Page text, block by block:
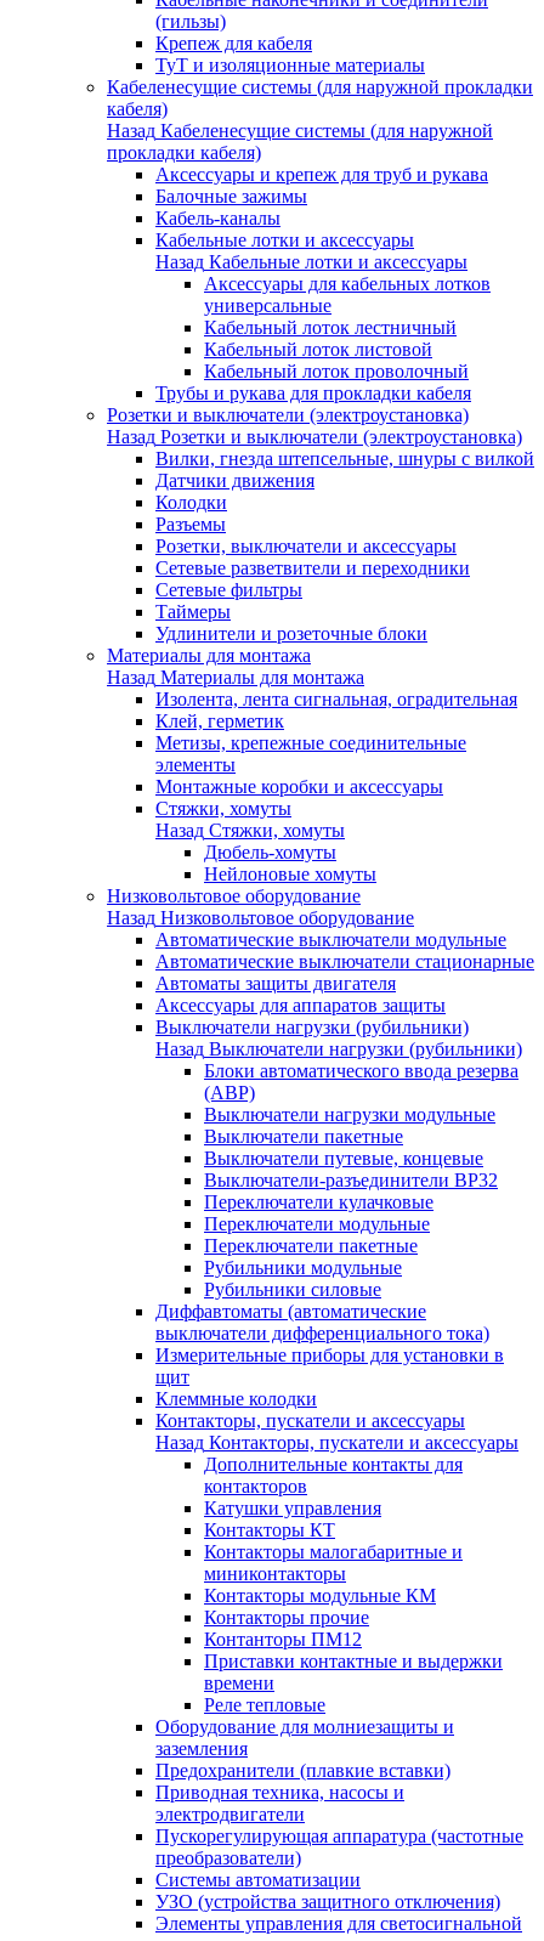
(гильзы)
Крепеж для кабеля
ТуТ и изоляционные материалы
Кабеленесущие системы (для наружной прокладки
кабеля)
Назад Кабеленесущие системы (для наружной
прокладки кабеля)
Аксессуары и крепеж для труб и рукава
Балочные зажимы
Кабель-каналы
Кабельные лотки и аксессуары
Назад Кабельные лотки и аксессуары
Аксессуары для кабельных лотков
универсальные
Кабельный лоток лестничный
Кабельный лоток листовой
Кабельный лоток проволочный
Трубы и рукава для прокладки кабеля
Розетки и выключатели (электроустановка)
Назад Розетки и выключатели (электроустановка)
Вилки, гнезда штепсельные, шнуры с вилкой
Датчики движения
Колодки
Разъемы
Розетки, выключатели и аксессуары
Сетевые разветвители и переходники
Сетевые фильтры
Таймеры
Удлинители и розеточные блоки
Материалы для монтажа
Назад Материалы для монтажа
Изолента, лента сигнальная, оградительная
Клей, герметик
Метизы, крепежные соединительные
элементы
Монтажные коробки и аксессуары
Стяжки, хомуты
Назад Стяжки, хомуты
Дюбель-хомуты
Нейлоновые хомуты
Низковольтовое оборудование
Назад Низковольтовое оборудование
Автоматические выключатели модульные
Автоматические выключатели стационарные
Автоматы защиты двигателя
Аксессуары для аппаратов защиты
Выключатели нагрузки (рубильники)
Назад Выключатели нагрузки (рубильники)
Блоки автоматического ввода резерва
(АВР)
Выключатели нагрузки модульные
Выключатели пакетные
Выключатели путевые, концевые
Выключатели-разъединители ВР32
Переключатели кулачковые
Переключатели модульные
Переключатели пакетные
Рубильники модульные
Рубильники силовые
Диффавтоматы (автоматические
выключатели дифференциального тока)
Измерительные приборы для установки в
щит
Клеммные колодки
Контакторы, пускатели и аксессуары
Назад Контакторы, пускатели и аксессуары
Дополнительные контакты для
контакторов
Катушки управления
Контакторы КТ
Контакторы малогабаритные и
миниконтакторы
Контакторы модульные КМ
Контакторы прочие
Контанторы ПМ12
Приставки контактные и выдержки
времени
Реле тепловые
Оборудование для молниезащиты и
заземления
Предохранители (плавкие вставки)
Приводная техника, насосы и
электродвигатели
Пускорегулирующая аппаратура (частотные
преобразователи)
Системы автоматизации
УЗО (устройства защитного отключения)
Элементы управления для светосигнальной